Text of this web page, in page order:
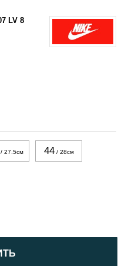
LV 8
/ 27.5см 44/ 28см